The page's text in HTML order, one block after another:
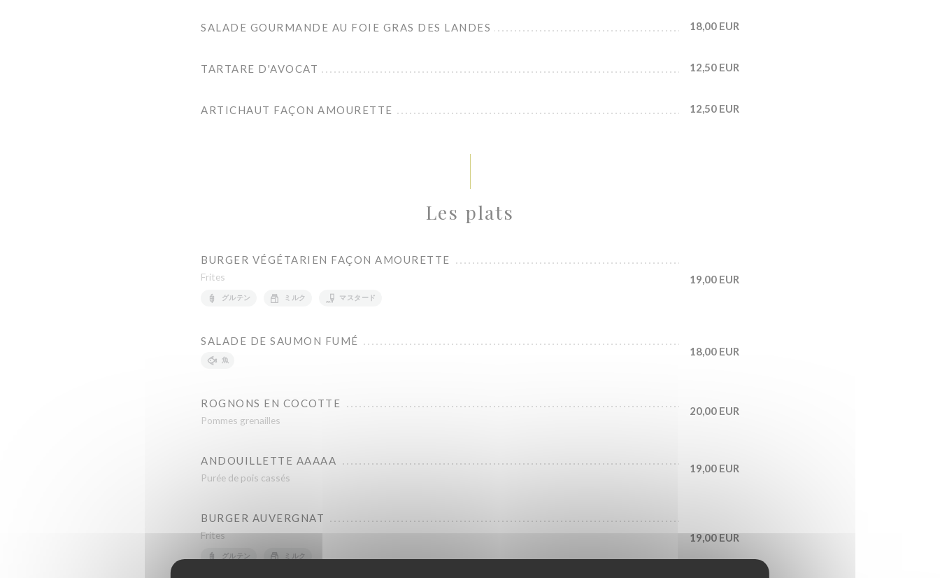
SALADE GOURMANDE AU FOIE GRAS DES LANDES 18,00 EUR
TARTARE D'AVOCAT 12,50 EUR
ARTICHAUT FAÇON AMOURETTE 12,50 EUR
Les plats
BURGER VÉGÉTARIEN FAÇON AMOURETTE
Frites
グルテン ミルク マスタード
19,00 EUR
SALADE DE SAUMON FUMÉ
魚
18,00 EUR
ROGNONS EN COCOTTE
Pommes grenailles
20,00 EUR
ANDOUILLETTE AAAAA
Purée de pois cassés
19,00 EUR
BURGER AUVERGNAT
Frites
グルテン ミルク
19,00 EUR